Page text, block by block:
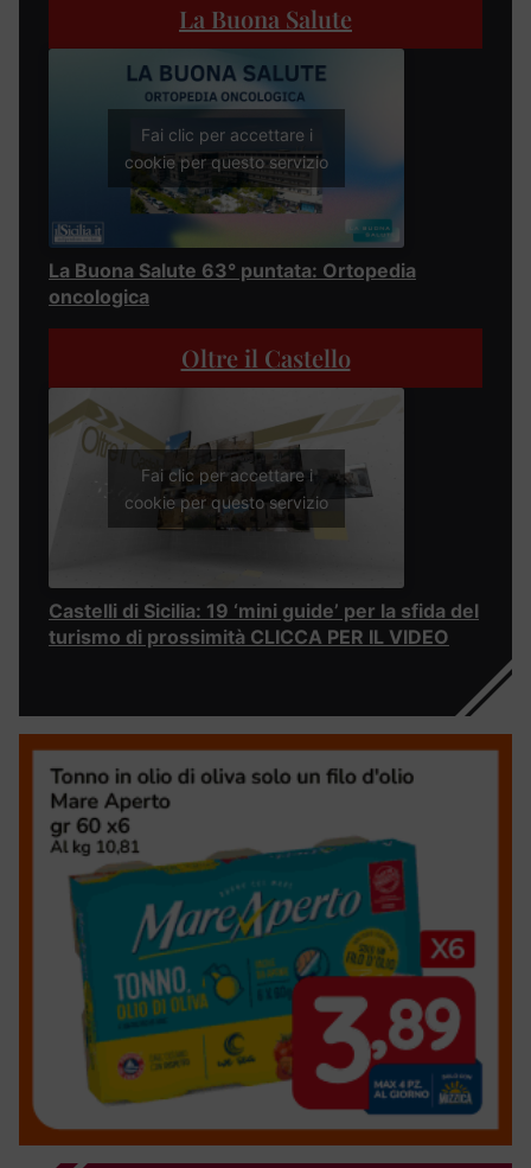
La Buona Salute
Fai clic per accettare i
cookie per questo servizio
La Buona Salute 63° puntata: Ortopedia
oncologica
Oltre il Castello
Fai clic per accettare i
cookie per questo servizio
Castelli di Sicilia: 19 ‘mini guide’ per la sfida del
turismo di prossimità CLICCA PER IL VIDEO